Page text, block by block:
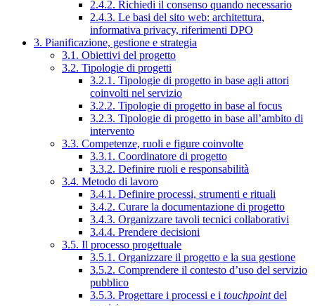
2.4.2. Richiedi il consenso quando necessario
2.4.3. Le basi del sito web: architettura,
informativa privacy, riferimenti DPO
3. Pianificazione, gestione e strategia
3.1. Obiettivi del progetto
3.2. Tipologie di progetti
3.2.1. Tipologie di progetto in base agli attori
coinvolti nel servizio
3.2.2. Tipologie di progetto in base al focus
3.2.3. Tipologie di progetto in base all’ambito di
intervento
3.3. Competenze, ruoli e figure coinvolte
3.3.1. Coordinatore di progetto
3.3.2. Definire ruoli e responsabilità
3.4. Metodo di lavoro
3.4.1. Definire processi, strumenti e rituali
3.4.2. Curare la documentazione di progetto
3.4.3. Organizzare tavoli tecnici collaborativi
3.4.4. Prendere decisioni
3.5. Il processo progettuale
3.5.1. Organizzare il progetto e la sua gestione
3.5.2. Comprendere il contesto d’uso del servizio
pubblico
3.5.3. Progettare i processi e i touchpointdel